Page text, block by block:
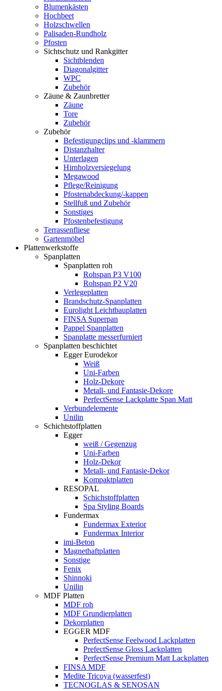
Blumenkästen
Hochbeet
Holzschwellen
Palisaden-Rundholz
Pfosten
Sichtschutz und Rankgitter
Sichtblenden
Diagonalgitter
WPC
Zubehör
Zäune & Zaunbretter
Zäune
Tore
Zubehör
Zubehör
Befestigungclips und -klammern
Distanzhalter
Unterlagen
Hirnholzversiegelung
Megawood
Pflege/Reinigung
Pfostenabdeckung/-kappen
Stellfuß und Zubehör
Sonstiges
Pfostenbefestigung
Terrassenfliese
Gartenmöbel
Plattenwerkstoffe
Spanplatten
Spanplatten roh
Rohspan P3 V100
Rohspan P2 V20
Verlegeplatten
Brandschutz-Spanplatten
Eurolight Leichtbauplatten
FINSA Superpan
Pappel Spanplatten
Spanplatte messerfurniert
Spanplatten beschichtet
Egger Eurodekor
Weiß
Uni-Farben
Holz-Dekore
Metall- und Fantasie-Dekore
PerfectSense Lackplatte Span Matt
Verbundelemente
Unilin
Schichtstoffplatten
Egger
weiß / Gegenzug
Uni-Farben
Holz-Dekor
Metall- und Fantasie-Dekor
Kompaktplatten
RESOPAL
Schichstoffplatten
Spa Styling Boards
Fundermax
Fundermax Exterior
Fundermax Interior
imi-Beton
Magnethaftplatten
Sonstige
Fenix
Shinnoki
Unilin
MDF Platten
MDF roh
MDF Grundierplatten
Dekorplatten
EGGER MDF
PerfectSense Feelwood Lackplatten
PrefectSense Gloss Lackplatten
PerfectSense Premium Matt Lackplatten
FINSA MDF
Medite Tricoya (wasserfest)
TECNOGLAS & SENOSAN